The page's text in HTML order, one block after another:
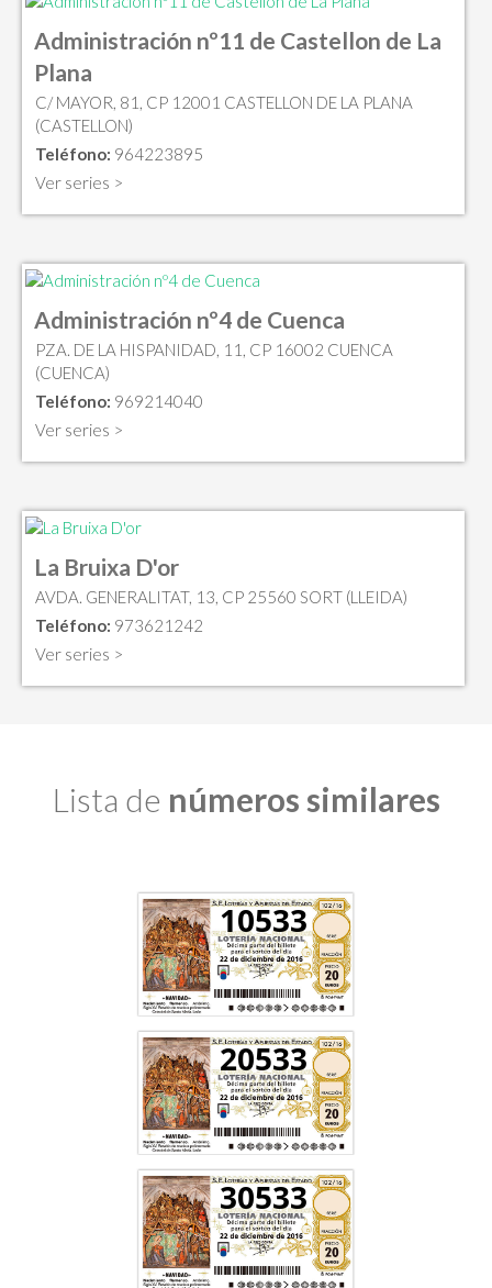
Administración nº11 de Castellon de La
Plana
C/ MAYOR, 81, CP 12001 CASTELLON DE LA PLANA
(CASTELLON)
Teléfono: 964223895
Ver series >
Administración nº4 de Cuenca
PZA. DE LA HISPANIDAD, 11, CP 16002 CUENCA
(CUENCA)
Teléfono: 969214040
Ver series >
La Bruixa D'or
AVDA. GENERALITAT, 13, CP 25560 SORT (LLEIDA)
Teléfono: 973621242
Ver series >
Lista de números similares
10533
20533
30533